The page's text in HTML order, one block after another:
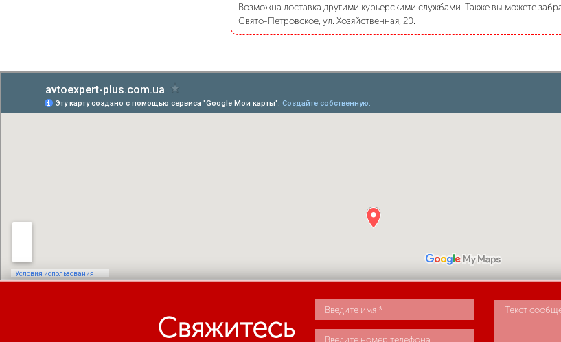
Возможна доставка другими курьерскими службами. Также вы можете
Свято-Петровское, ул. Хозяйственная, 20.
Свяжитесь